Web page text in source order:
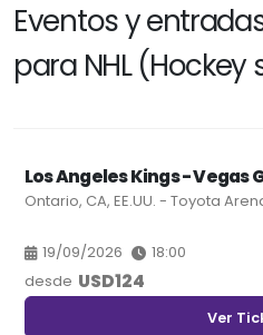
Eventos y
para NHL (Hockey
Los Angeles Kings - Vegas
Ontario, CA, EE.UU. - Toyota
19/09/2026
18:00
desde USD124
Ver